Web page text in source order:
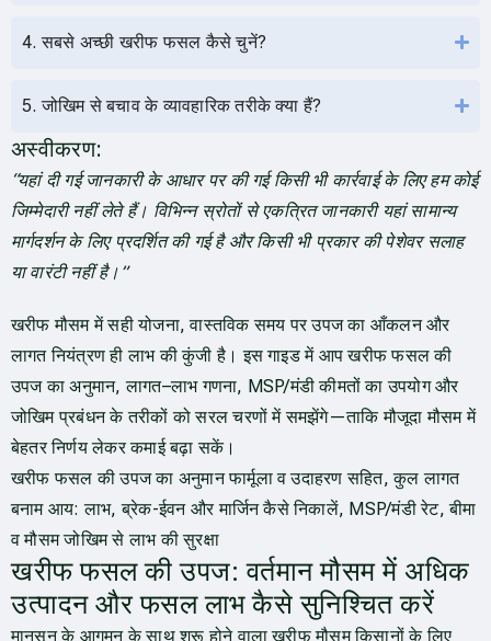
4. सबसे अच्छी खरीफ फसल कैसे चुनें?
5. जोखिम से बचाव के व्यावहारिक तरीके क्या हैं?
अस्वीकरण:
“यहां दी गई जानकारी के आधार पर की गई किसी भी कार्रवाई के लिए हम कोई
जिम्मेदारी नहीं लेते हैं। विभिन्न स्रोतों से एकत्रित जानकारी यहां सामान्य
मार्गदर्शन के लिए प्रदर्शित की गई है और किसी भी प्रकार की पेशेवर सलाह
या वारंटी नहीं है।”
खरीफ मौसम में सही योजना, वास्तविक समय पर उपज का आँकलन और
लागत नियंत्रण ही लाभ की कुंजी है। इस गाइड में आप खरीफ फसल की
उपज का अनुमान, लागत–लाभ गणना, MSP/मंडी कीमतों का उपयोग और
जोखिम प्रबंधन के तरीकों को सरल चरणों में समझेंगे—ताकि मौजूदा मौसम में
बेहतर निर्णय लेकर कमाई बढ़ा सकें।
खरीफ फसल की उपज का अनुमान फार्मूला व उदाहरण सहित, कुल लागत
बनाम आय: लाभ, ब्रेक-ईवन और मार्जिन कैसे निकालें, MSP/मंडी रेट, बीमा
व मौसम जोखिम से लाभ की सुरक्षा
खरीफ फसल की उपज: वर्तमान मौसम में अधिक
उत्पादन और फसल लाभ कैसे सुनिश्चित करें
मानसून के आगमन के साथ शुरू होने वाला खरीफ मौसम किसानों के लिए